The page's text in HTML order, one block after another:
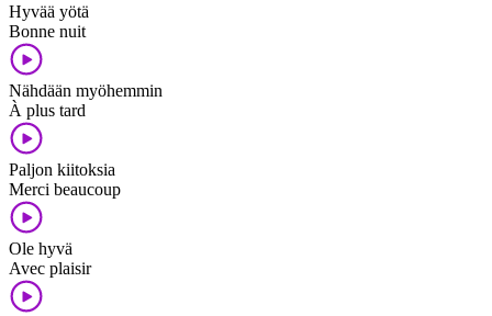
Hyvää yötä
Bonne nuit
Nähdään myöhemmin
À plus tard
Paljon kiitoksia
Merci beaucoup
Ole hyvä
Avec plaisir